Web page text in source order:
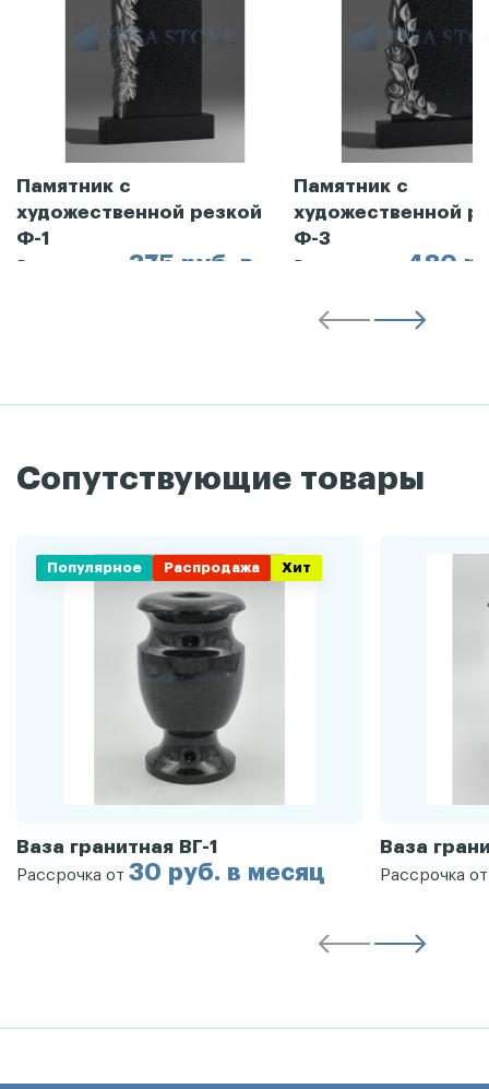
Памятник с
художественной резкой
Ф-1
375 руб. в
Памятник с
художественной
Ф-3
480
Сопутствующие товары
Популярное Распродажа Хит
Ваза гранитная ВГ-1
Рассрочка от 30 руб. в месяц
Ваза
Рассрочка